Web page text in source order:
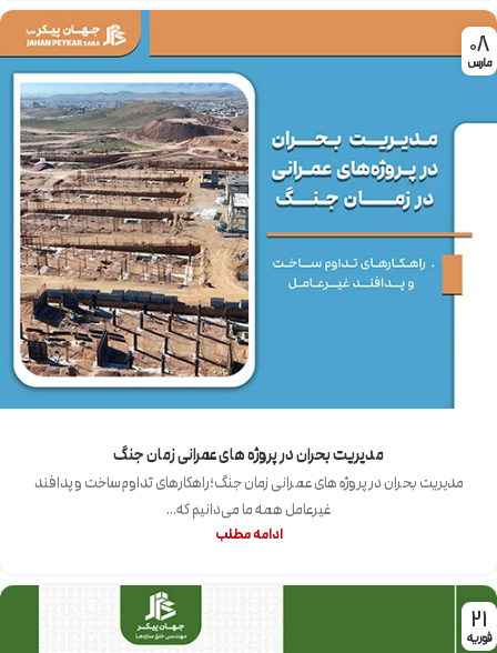
08
مارس
مدیریت بحران در پروژه‌ های عمرانی زمان جنگ
مدیریت بحران در پروژه‌ های عمرانی زمان جنگ؛راهکارهای تداوم ساخت و پدافند
غیرعامل همه ما می‌دانیم که...
ادامه مطلب
21
فوریه